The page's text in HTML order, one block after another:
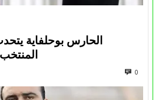
الحارس بوحلفاية
0